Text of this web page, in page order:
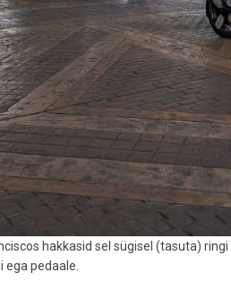
hakkasid sel sügisel (tasuta)
ega pedaale.